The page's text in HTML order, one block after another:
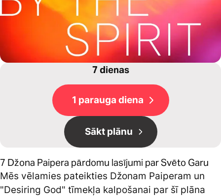
7 dienas
1 parauga diena
Sākt plānu
7 Džona Paipera pārdomu lasījumi par Svēto Garu
Mēs vēlamies pateikties Džonam Paiperam un
"Desiring God" tīmekļa kalpošanai par šī plāna